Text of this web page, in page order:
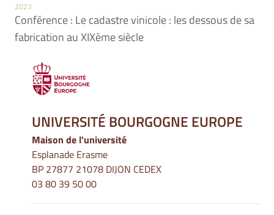
2023
Conférence : Le cadastre vinicole : les dessous de sa
fabrication au XIXème siècle
UNIVERSITÉ BOURGOGNE EUROPE
Maison de l'université
Esplanade Erasme
BP 27877 21078 DIJON CEDEX
03 80 39 50 00